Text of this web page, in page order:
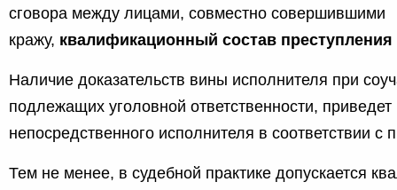
сговора между лицами, совместно совершившими
кражу, квалификационный состав
Наличие доказательств вины исполнителя при
подлежащих уголовной ответственности,
непосредственного исполнителя в соответствии с
Тем не менее, в судебной практике допускается